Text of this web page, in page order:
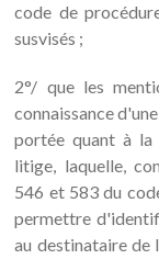
code de
susvisés ;
2°/ que les
connaissance
portée quant à
litige, laquelle,
546 et 583 du
permettre
au destinataire de